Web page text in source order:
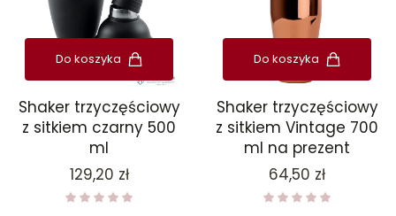
Do koszyka
Shaker trzyczęściowy
z sitkiem czarny 500
ml
Cena
129,20 zł
Do koszyka
Shaker trzyczęściowy
z sitkiem Vintage 700
ml na prezent
Cena
64,50 zł